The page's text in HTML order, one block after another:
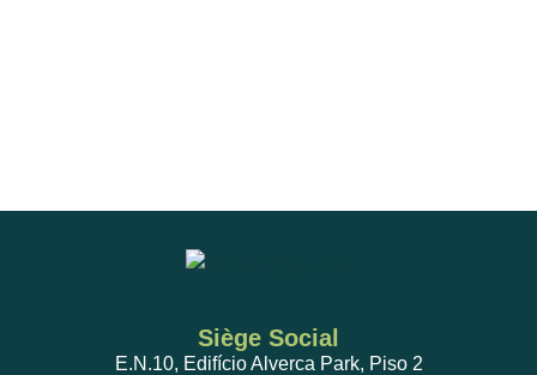
Siège Social
E.N.10, Edifício Alverca Park, Piso 2